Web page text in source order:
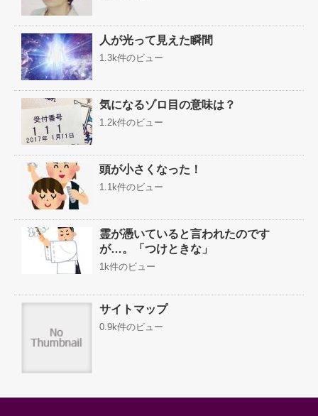
人が光って見えた瞬間
1.3k件のビュー
気になるゾロ目の意味は？
1.2k件のビュー
頭が小さくなった！
1.1k件のビュー
霊が憑いていると言われたのです
が…。「つけときな」
1k件のビュー
サイトマップ
0.9k件のビュー